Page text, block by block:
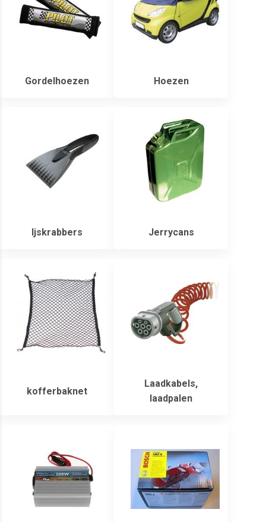
Gordelhoezen Hoezen
Ijskrabbers Jerrycans
kofferbaknet
Laadkabels,
laadpalen